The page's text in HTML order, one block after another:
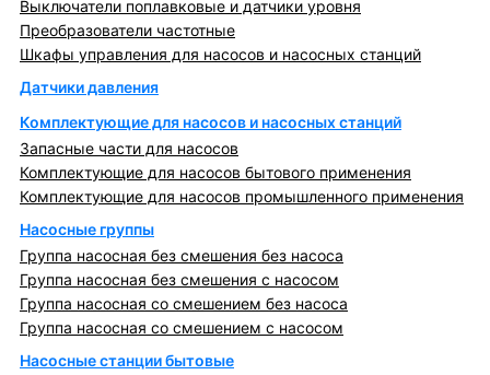
Выключатели поплавковые и датчики уровня
Преобразователи частотные
Шкафы управления для насосов и насосных станций
Датчики давления
Комплектующие для насосов и насосных станций
Запасные части для насосов
Комплектующие для насосов бытового применения
Комплектующие для насосов промышленного применения
Насосные группы
Группа насосная без смешения без насоса
Группа насосная без смешения с насосом
Группа насосная со смешением без насоса
Группа насосная со смешением с насосом
Насосные станции бытовые